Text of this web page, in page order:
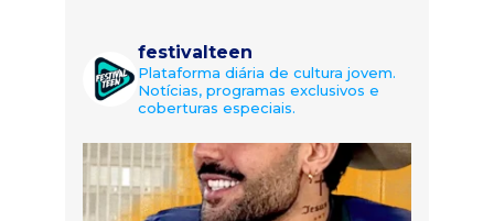
festivalteen
Plataforma diária de cultura jovem.
Notícias, programas exclusivos e
coberturas especiais.